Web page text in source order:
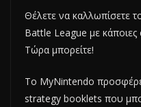
Θέλετε να καλλωπίσετε
Battle League με κάποιες
Τώρα μπορείτε!
Το MyNintendo
strategy booklets που